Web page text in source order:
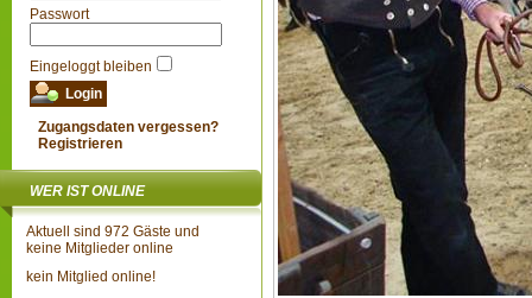
Passwort
Eingeloggt bleiben
Zugangsdaten vergessen?
Registrieren
WER IST ONLINE
Aktuell sind 972 Gäste und
keine Mitglieder online
kein Mitglied online!